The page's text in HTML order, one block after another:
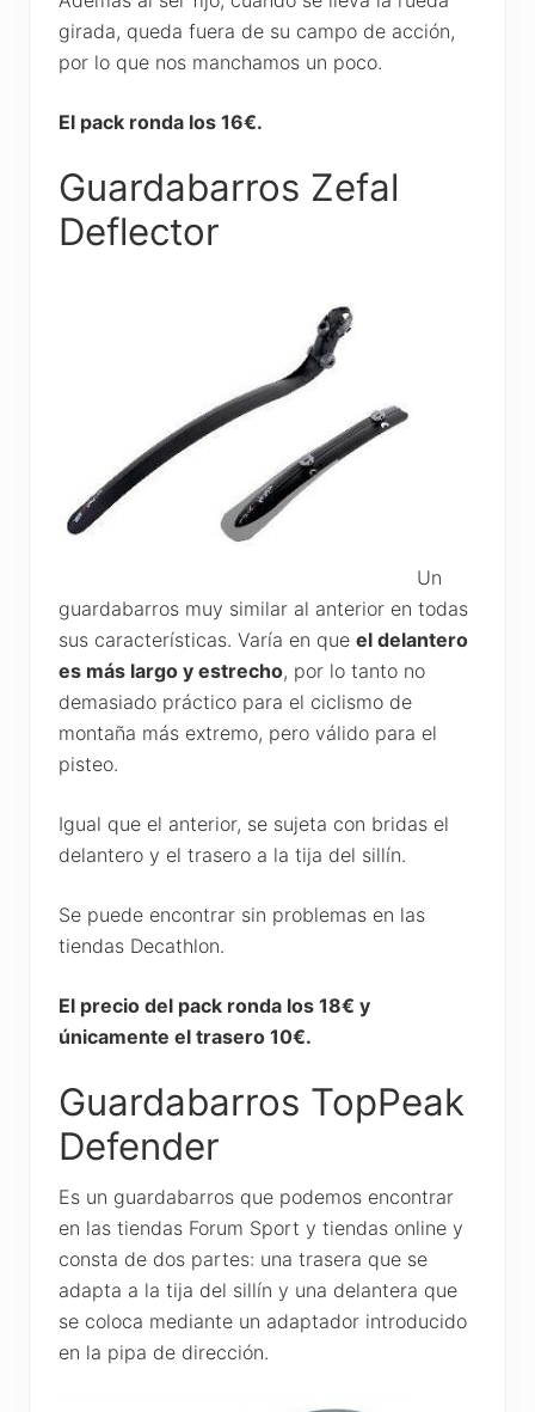
girada, queda fuera de su campo de acción,
por lo que nos manchamos un poco.
El pack ronda los 16€.
Guardabarros Zefal
Deflector
Un
guardabarros muy similar al anterior en todas
sus características. Varía en que el delantero
es más largo y estrecho, por lo tanto no
demasiado práctico para el ciclismo de
montaña más extremo, pero válido para el
pisteo.
Igual que el anterior, se sujeta con bridas el
delantero y el trasero a la tija del sillín.
Se puede encontrar sin problemas en las
tiendas Decathlon.
El precio del pack ronda los 18€ y
únicamente el trasero 10€.
Guardabarros TopPeak
Defender
Es un guardabarros que podemos encontrar
en las tiendas Forum Sport y tiendas online y
consta de dos partes: una trasera que se
adapta a la tija del sillín y una delantera que
se coloca mediante un adaptador introducido
en la pipa de dirección.